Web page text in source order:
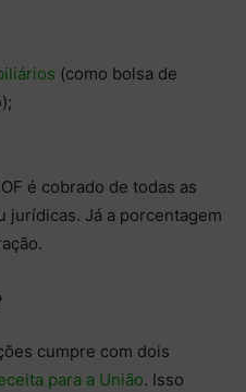
(como bolsa de
é cobrado de todas as
jurídicas. Já a porcentagem
cumpre com dois
para a União. Isso